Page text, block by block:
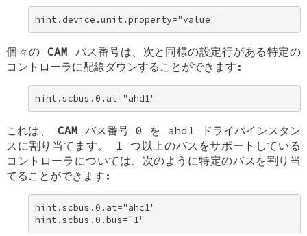
hint.device.unit.property="value"
個々のCAM バス番号は、次と同様の設定行がある特定の
コントローラに配線ダウンすることができます:
hint.scbus.0.at="ahd1"
これは、 CAM バス番号 0 を ahd1 ドライバインスタン
スに割り当てます。 1 つ以上のバスをサポートしている
コントローラについては、次のように特定のバスを割り当
てることができます:
hint.scbus.0.at="ahc1"
hint.scbus.0.bus="1"